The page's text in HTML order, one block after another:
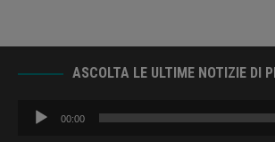
ASCOLTA LE ULTIME NOTIZIE DI
Audio
Player
00:00